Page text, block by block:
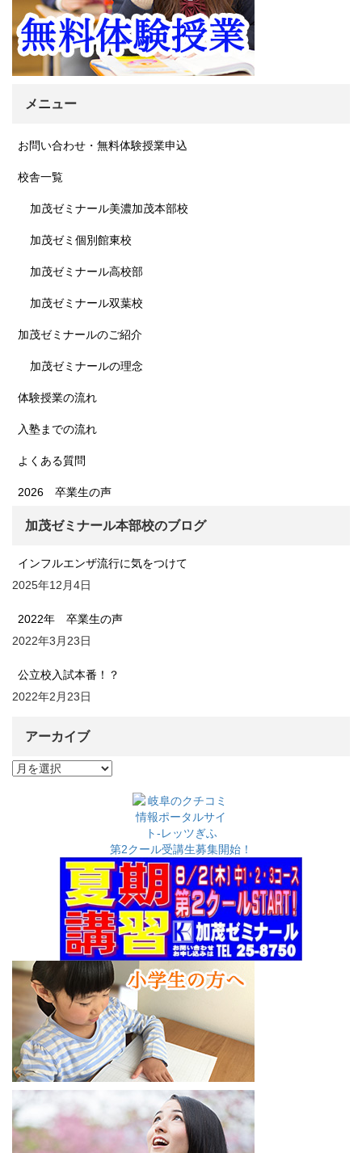
メニュー
お問い合わせ・無料体験授業申込
校舎一覧
加茂ゼミナール美濃加茂本部校
加茂ゼミ個別館東校
加茂ゼミナール高校部
加茂ゼミナール双葉校
加茂ゼミナールのご紹介
加茂ゼミナールの理念
体験授業の流れ
入塾までの流れ
よくある質問
2026 卒業生の声
加茂ゼミナール本部校のブログ
インフルエンザ流行に気をつけて
2025年12月4日
2022年 卒業生の声
2022年3月23日
公立校入試本番！？
2022年2月23日
アーカイブ
ア
第2クール受講生募集開始！